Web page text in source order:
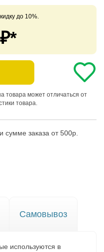
до 10%.
₽*
товара может отличаться от
товара.
сумме заказа от 500р.
Самовывоз
используются в